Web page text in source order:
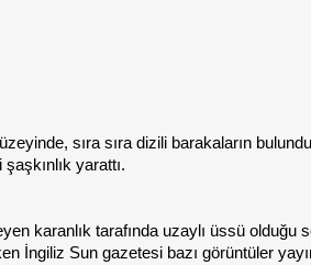
sıra sıra dizili barakaların
yarattı.
karanlık tarafında uzaylı üssü olduğu
İngiliz Sun gazetesi bazı görüntüler